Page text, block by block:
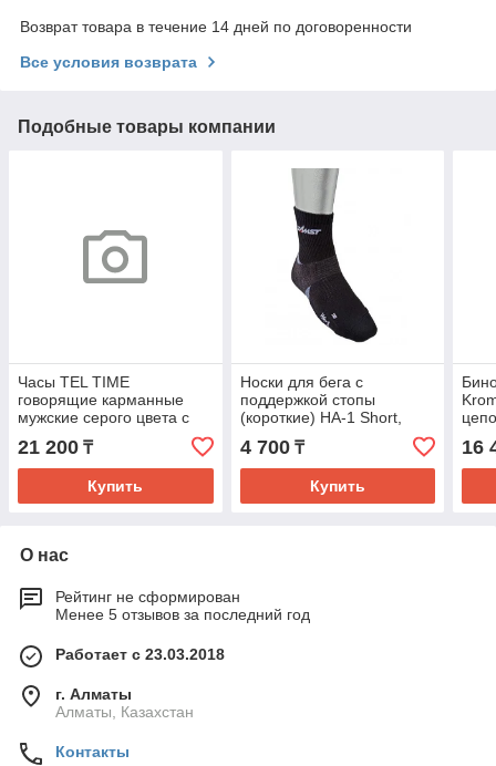
Возврат товара в течение 14 дней по договоренности
Все условия возврата
Подобные товары компании
Часы TEL TIME
говорящие карманные
мужские серого цвета с
белым циферблатом на
цепочке
21 200 ₸
Купить
Носки для бега с
поддержкой стопы
(короткие) HA-1 Short,
4 700₸
Купить
16
О нас
Рейтинг не сформирован
Менее 5 отзывов за последний год
Работает с 23.03.2018
г. Алматы
Алматы, Казахстан
Контакты